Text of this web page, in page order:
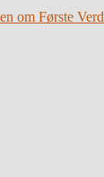
om Første